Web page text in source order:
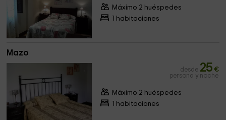
Máximo 2 huéspedes
1 habitaciones
Mazo
desde 25 €
persona y noche
Máximo 2 huéspedes
1 habitaciones